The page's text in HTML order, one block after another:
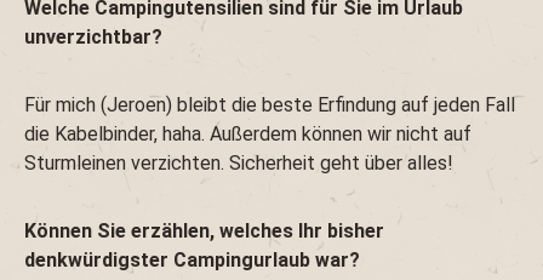
Welche Campingutensilien sind für Sie im Urlaub
unverzichtbar?
Für mich (Jeroen) bleibt die beste Erfindung auf jeden Fall
die Kabelbinder, haha. Außerdem können wir nicht auf
Sturmleinen verzichten. Sicherheit geht über alles!
Können Sie erzählen, welches Ihr bisher
denkwürdigster Campingurlaub war?